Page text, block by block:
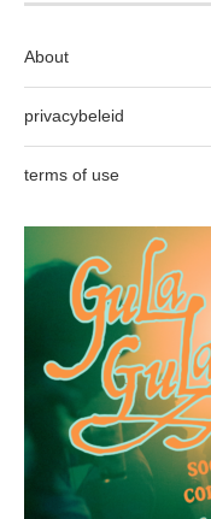
About
privacybeleid
terms of use